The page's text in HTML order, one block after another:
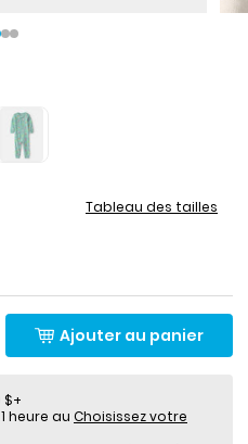
Tableau des tailles
Ajouter au panier
$+
heure au Choisissez votre